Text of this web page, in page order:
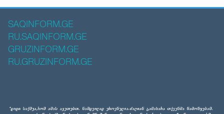
SAQINFORM.GE
RU.SAQINFORM.GE
GRUZINFORM.GE
RU.GRUZINFORM.GE